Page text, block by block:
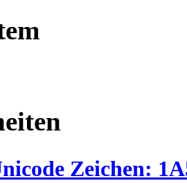
Zeichen: